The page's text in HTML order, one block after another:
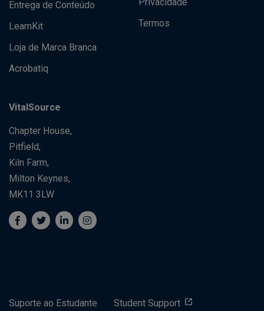
Entrega de Conteúdo
LearnKit
Loja de Marca Branca
Acrobatiq
Privacidade
Termos
VitalSource
Chapter House,
Pitfield,
Kiln Farm,
Milton Keynes,
MK11 3LW
Suporte ao Estudante Student Support